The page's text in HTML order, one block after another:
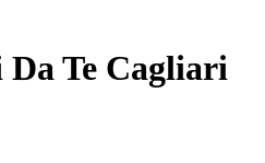
Te Cagliari